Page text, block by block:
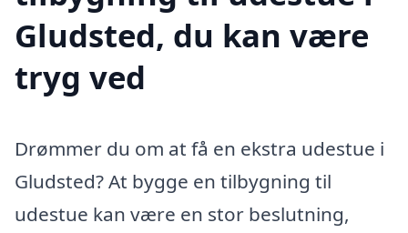
Gludsted, du kan være
tryg ved
Drømmer du om at få en ekstra udestue i
Gludsted? At bygge en tilbygning til
udestue kan være en stor beslutning,